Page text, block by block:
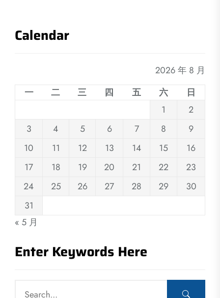
Calendar
2026 年 8 月
一
二 三 四 五 六
日
1
2
3
4 5 6 7 8
9
10
11 12 13 14 15
16
17
18 19 20 21 22
23
24
25 26 27 28 29
30
31
« 5 月
Enter Keywords Here